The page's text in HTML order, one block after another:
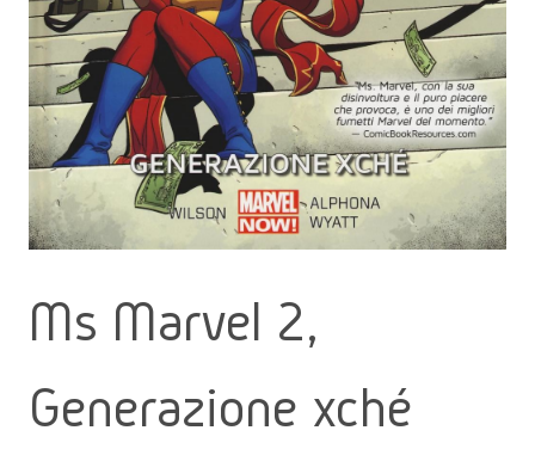
Ms Marvel 2,
Generazione xché